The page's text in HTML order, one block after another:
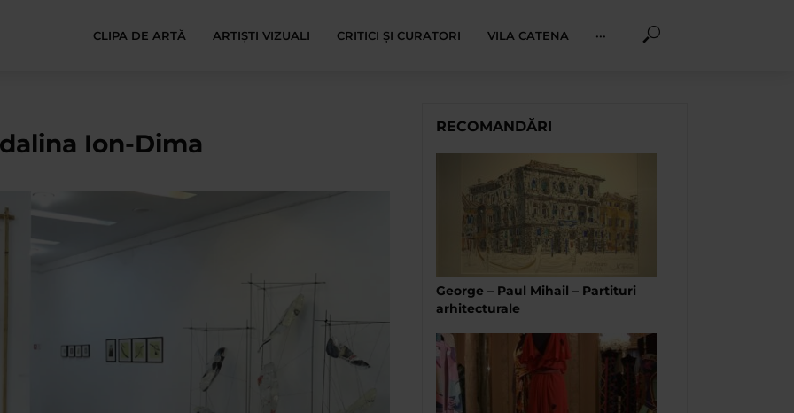
CLIPA DE ARTĂ ARTIȘTI VIZUALI CRITICI ȘI CURATORI VILA CATENA ···
Ion-Dima
RECOMANDĂRI
George – Paul Mihail – Partituri
arhitecturale